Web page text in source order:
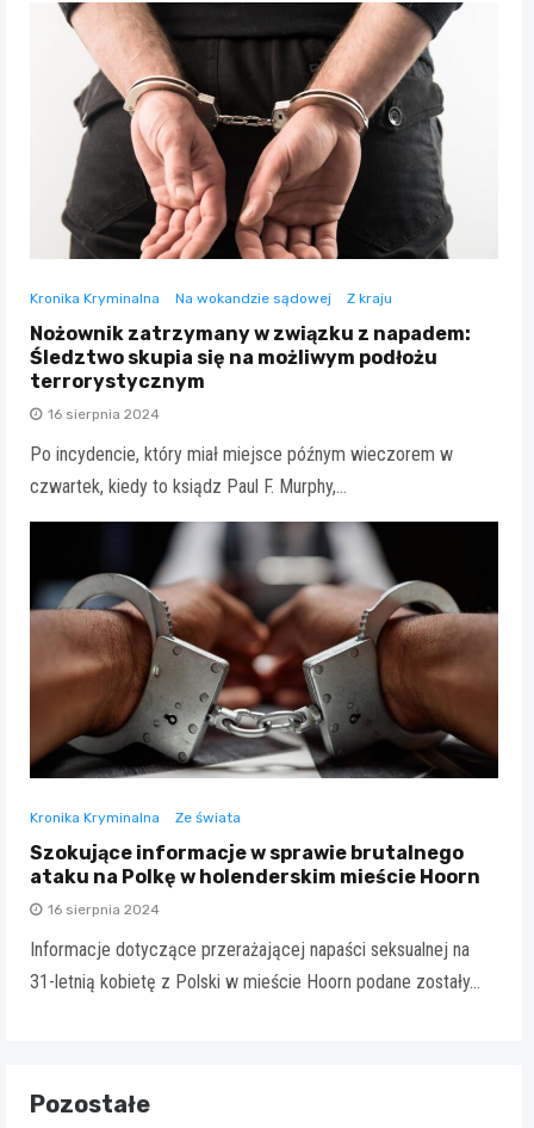
Kronika Kryminalna Na wokandzie sądowej Z kraju
Nożownik zatrzymany w związku z napadem:
Śledztwo skupia się na możliwym podłożu
terrorystycznym
16 sierpnia 2024
Po incydencie, który miał miejsce późnym wieczorem w
czwartek, kiedy to ksiądz Paul F. Murphy,…
Kronika Kryminalna Ze świata
Szokujące informacje w sprawie brutalnego
ataku na Polkę w holenderskim mieście Hoorn
16 sierpnia 2024
Informacje dotyczące przerażającej napaści seksualnej na
31-letnią kobietę z Polski w mieście Hoorn podane zostały…
Pozostałe